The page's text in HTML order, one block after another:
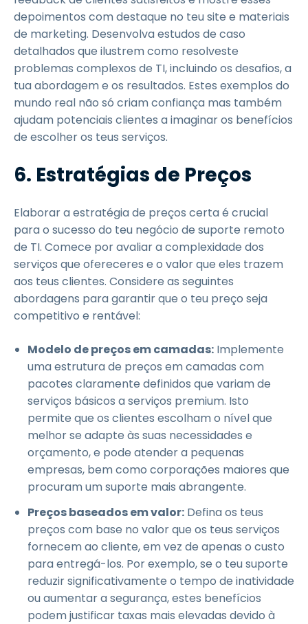
depoimentos com destaque no teu site e materiais
de marketing. Desenvolva estudos de caso
detalhados que ilustrem como resolveste
problemas complexos de TI, incluindo os desafios, a
tua abordagem e os resultados. Estes exemplos do
mundo real não só criam confiança mas também
ajudam potenciais clientes a imaginar os benefícios
de escolher os teus serviços.
6. Estratégias de Preços
Elaborar a estratégia de preços certa é crucial
para o sucesso do teu negócio de suporte remoto
de TI. Comece por avaliar a complexidade dos
serviços que ofereceres e o valor que eles trazem
aos teus clientes. Considere as seguintes
abordagens para garantir que o teu preço seja
competitivo e rentável:
Modelo de preços em camadas: Implemente
uma estrutura de preços em camadas com
pacotes claramente definidos que variam de
serviços básicos a serviços premium. Isto
permite que os clientes escolham o nível que
melhor se adapte às suas necessidades e
orçamento, e pode atender a pequenas
empresas, bem como corporações maiores que
procuram um suporte mais abrangente.
Preços baseados em valor: Defina os teus
preços com base no valor que os teus serviços
fornecem ao cliente, em vez de apenas o custo
para entregá-los. Por exemplo, se o teu suporte
reduzir significativamente o tempo de inatividade
ou aumentar a segurança, estes benefícios
podem justificar taxas mais elevadas devido à